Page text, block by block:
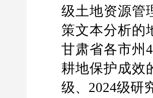
级土地资源管
策文本分析
甘肃省各市州
耕地保护成效
级、 2024级研